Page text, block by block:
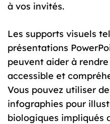
à vos invités.
Les supports visuels
présentations
peuvent aider à
accessible et
Vous pouvez utiliser
infographies pour
biologiques impliqués